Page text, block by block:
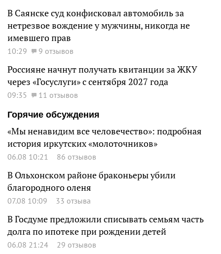
В Саянске суд конфисковал автомобиль за
нетрезвое вождение у мужчины, никогда не
имевшего прав
10:29 9 отзывов
Россияне начнут получать квитанции за ЖКУ
через «Госуслуги» с сентября 2027 года
09:35
11 отзывов
Горячие обсуждения
«Мы ненавидим все человечество»: подробная
история иркутских «молоточников»
06.08 10:21 86 отзывов
В Ольхонском районе браконьеры убили
благородного оленя
07.08 10:09 33 отзыва
В Госдуме предложили списывать семьям часть
долга по ипотеке при рождении детей
06.08 21:24 29 отзывов